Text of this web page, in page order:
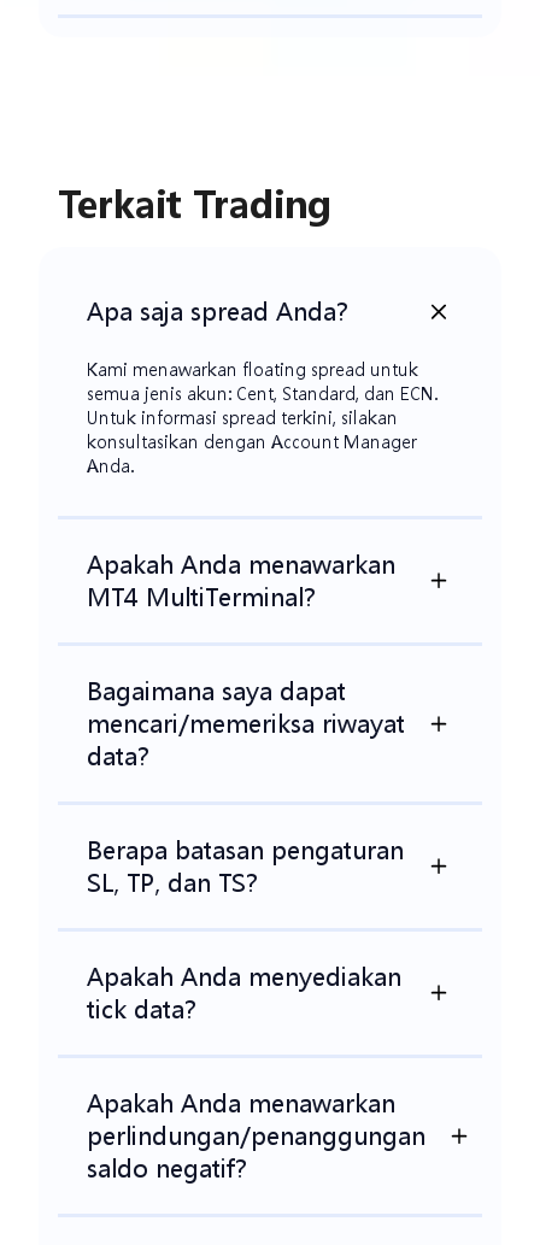
Terkait Trading
Apa saja spread Anda?
Kami menawarkan floating spread untuk
semua jenis akun: Cent, Standard, dan ECN.
Untuk informasi spread terkini, silakan
konsultasikan dengan Account Manager
Anda.
Apakah Anda menawarkan
MT4 MultiTerminal?
Bagaimana saya dapat
mencari/memeriksa riwayat
data?
Berapa batasan pengaturan
SL, TP, dan TS?
Apakah Anda menyediakan
tick data?
Apakah Anda menawarkan
perlindungan/penanggungan
saldo negatif?